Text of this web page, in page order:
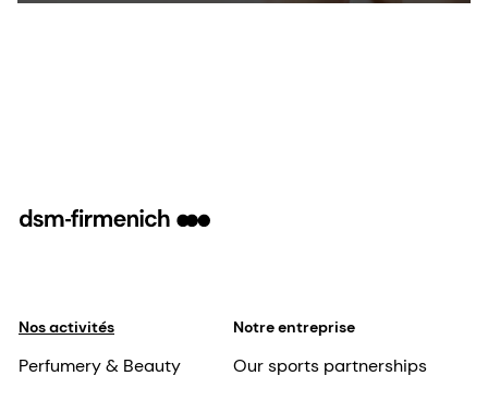
Nos activités
Perfumery & Beauty
Notre entreprise
Our sports partnerships